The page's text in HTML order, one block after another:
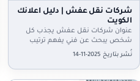
شركات نقل عفش | دليل اعلانك
الكويت
عنوان شركات نقل عفش يجذب كل
شخص يبحث عن فني يفهم ترتيب
الأغراض ويعرف كيف يهيئ البيت للنقل
بطريقة تساعده…
نُشر بتاريخ 2025-11-14